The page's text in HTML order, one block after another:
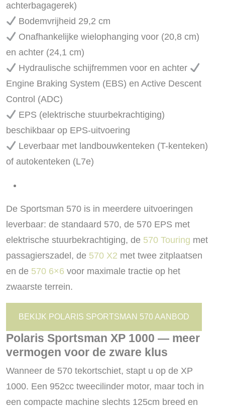
achterbagagerek)
Bodemvrijheid 29,2 cm
Onafhankelijke wielophanging voor (20,8 cm)
en achter (24,1 cm)
Hydraulische schijfremmen voor en achter
Engine Braking System (EBS) en Active Descent
Control (ADC)
EPS (elektrische stuurbekrachtiging)
beschikbaar op EPS-uitvoering
Leverbaar met landbouwkenteken (T-kenteken)
of autokenteken (L7e)
De Sportsman 570 is in meerdere uitvoeringen
leverbaar: de standaard 570, de 570 EPS met
elektrische stuurbekrachtiging, de 570 Touring met
passagierszadel, de 570 X2 met twee zitplaatsen
en de 570 6×6 voor maximale tractie op het
zwaarste terrein.
BEKIJK POLARIS SPORTSMAN 570 AANBOD
Polaris Sportsman XP 1000 — meer
vermogen voor de zware klus
Wanneer de 570 tekortschiet, stapt u op de XP
1000. Een 952cc tweecilinder motor, maar toch in
een compacte machine slechts 125cm breed en